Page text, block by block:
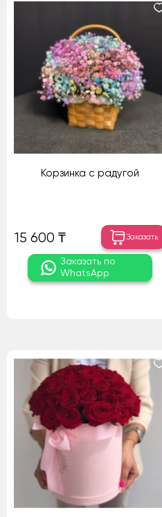
Корзинка с радугой
15 600 ₸ Заказать
Заказать по
WhatsApp